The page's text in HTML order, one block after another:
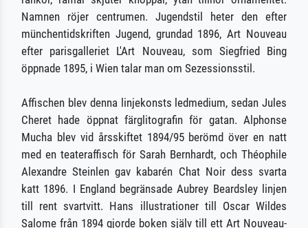
Namnen röjer centrumen. Jugendstil heter den efter
münchentidskriften Jugend, grundad 1896, Art Nouveau
efter parisgalleriet L'Art Nouveau, som Siegfried Bing
öppnade 1895, i Wien talar man om Sezessionsstil.
Affischen blev denna linjekonsts ledmedium, sedan Jules
Cheret hade öppnat färglitografin för gatan. Alphonse
Mucha blev vid årsskiftet 1894/95 berömd över en natt
med en teateraffisch för Sarah Bernhardt, och Théophile
Alexandre Steinlen gav kabarén Chat Noir dess svarta
katt 1896. I England begränsade Aubrey Beardsley linjen
till rent svartvitt. Hans illustrationer till Oscar Wildes
Salome från 1894 gjorde boken själv till ett Art Nouveau-